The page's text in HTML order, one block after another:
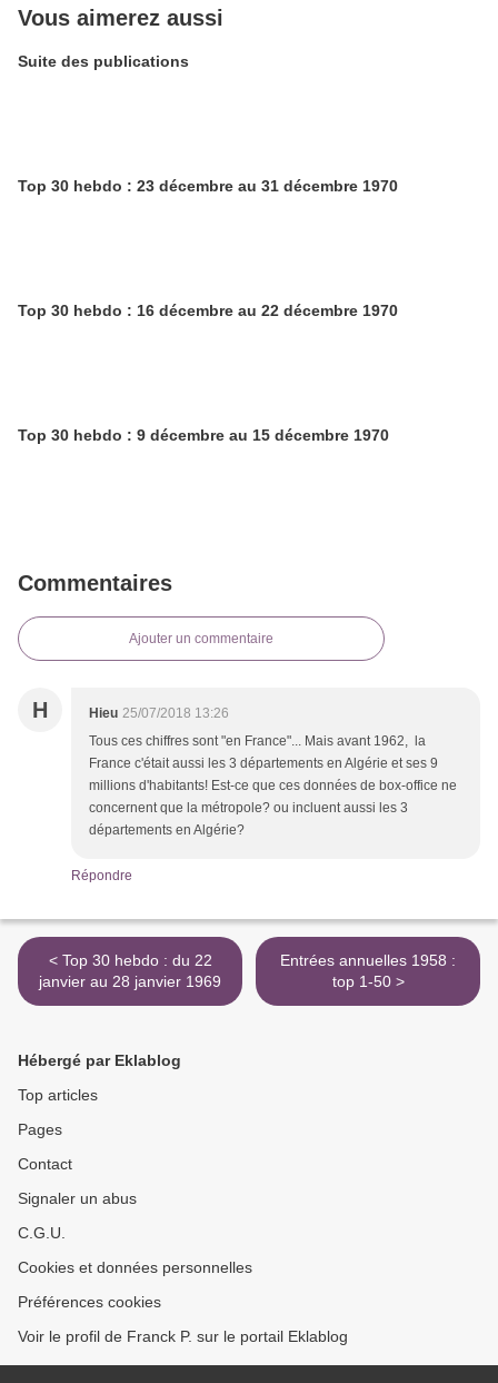
Vous aimerez aussi
Suite des publications
Top 30 hebdo : 23 décembre au 31 décembre 1970
Top 30 hebdo : 16 décembre au 22 décembre 1970
Top 30 hebdo : 9 décembre au 15 décembre 1970
Commentaires
Ajouter un commentaire
H Hieu 25/07/2018 13:26
Tous ces chiffres sont "en France"... Mais avant 1962, la
France c'était aussi les 3 départements en Algérie et ses 9
millions d'habitants! Est-ce que ces données de box-office ne
concernent que la métropole? ou incluent aussi les 3
départements en Algérie?
Répondre
< Top 30 hebdo : du 22
janvier au 28 janvier 1969
Entrées annuelles 1958 :
top 1-50 >
Hébergé par Eklablog
Top articles
Pages
Contact
Signaler un abus
C.G.U.
Cookies et données personnelles
Préférences cookies
Voir le profil de Franck P. sur le portail Eklablog